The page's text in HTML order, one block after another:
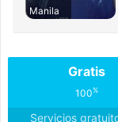
Manila
Gratis
100%
Servicios